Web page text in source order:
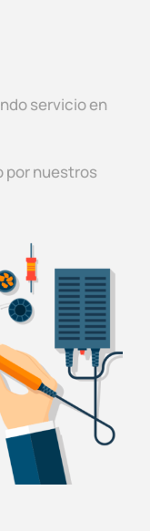
servicio en
por nuestros